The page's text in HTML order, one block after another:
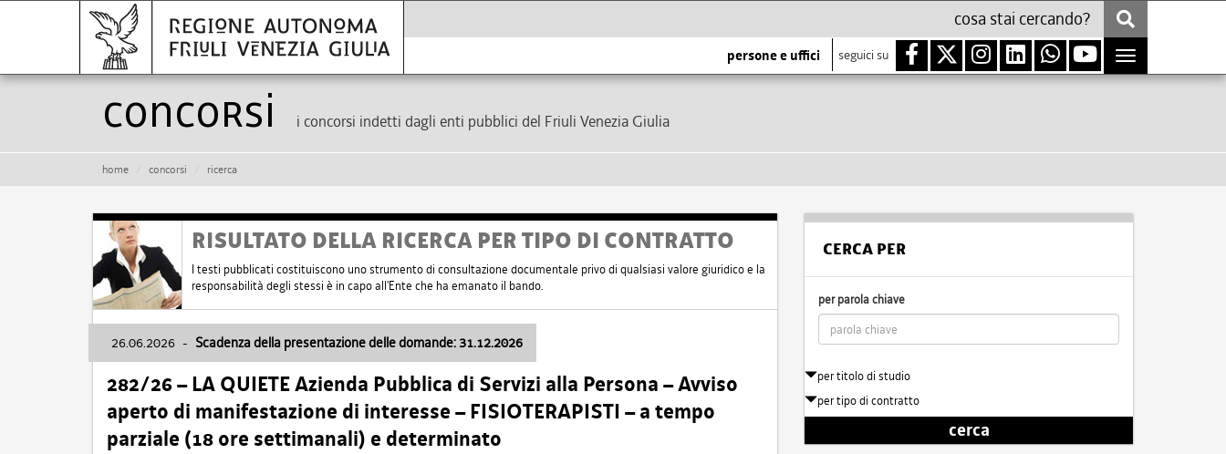
persone e uffici seguici su
Toggle
navigation
Concorsi i concorsi indetti dagli enti pubblici del Friuli Venezia Giulia
home concorsi ricerca
RISULTATO DELLA RICERCA PER TIPO DI CONTRATTO
I testi pubblicati costituiscono uno strumento di consultazione documentale privo di qualsiasi valore giuridico e la
responsabilità degli stessi è in capo all'Ente che ha emanato il bando.
26.06.2026 - Scadenza della presentazione delle domande: 31.12.2026
282/26 – LA QUIETE Azienda Pubblica di Servizi alla Persona – Avviso
aperto di manifestazione di interesse – FISIOTERAPISTI – a tempo
parziale (18 ore settimanali) e determinato
CERCA PER
per parola chiave
per titolo di studio
per tipo di contratto
cerca